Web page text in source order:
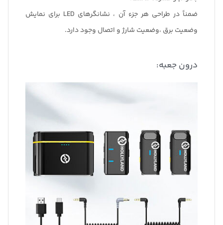
ضمناً در طراحی هر جزء آن ، نشانگرهای LED برای نمایش
وضعیت برق ،وضعیت شارژ و اتصال وجود دارد.
درون جعبه: